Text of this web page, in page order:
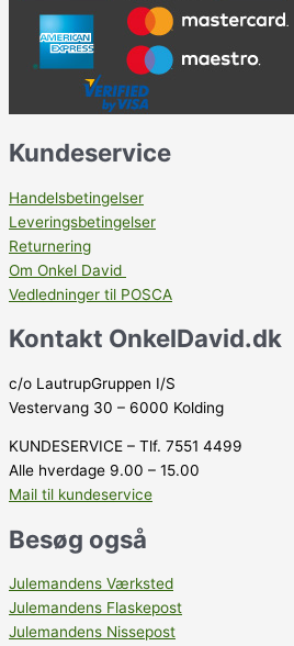
Kundeservice
Handelsbetingelser
Leveringsbetingelser
Returnering
Om Onkel David
Vedledninger til POSCA
Kontakt OnkelDavid.dk
c/o LautrupGruppen I/S
Vestervang 30 – 6000 Kolding
KUNDESERVICE – Tlf. 7551 4499
Alle hverdage 9.00 – 15.00
Mail til kundeservice
Besøg også
Julemandens Værksted
Julemandens Flaskepost
Julemandens Nissepost